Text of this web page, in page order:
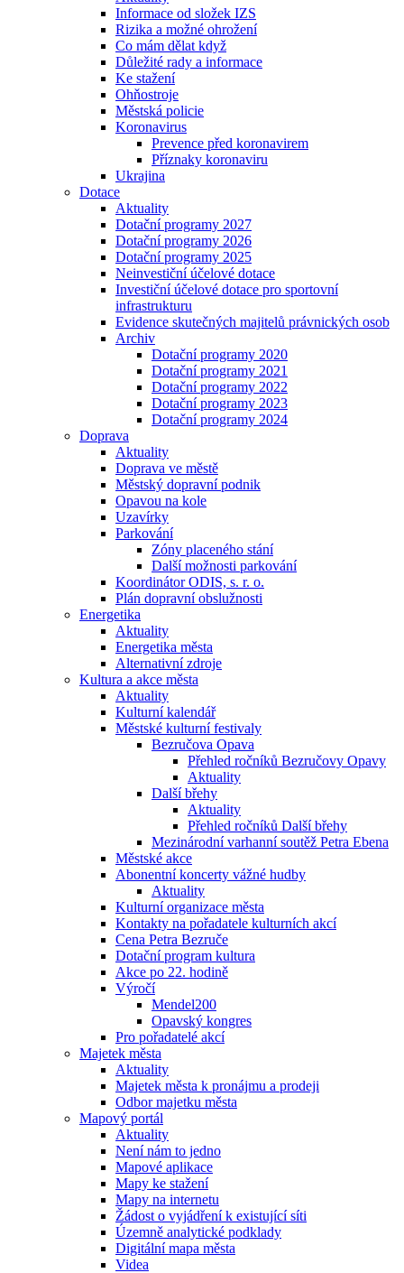
Informace od složek IZS
Rizika a možné ohrožení
Co mám dělat když
Důležité rady a informace
Ke stažení
Ohňostroje
Městská policie
Koronavirus
Prevence před koronavirem
Příznaky koronaviru
Ukrajina
Dotace
Aktuality
Dotační programy 2027
Dotační programy 2026
Dotační programy 2025
Neinvestiční účelové dotace
Investiční účelové dotace pro sportovní
infrastrukturu
Evidence skutečných majitelů právnických osob
Archiv
Dotační programy 2020
Dotační programy 2021
Dotační programy 2022
Dotační programy 2023
Dotační programy 2024
Doprava
Aktuality
Doprava ve městě
Městský dopravní podnik
Opavou na kole
Uzavírky
Parkování
Zóny placeného stání
Další možnosti parkování
Koordinátor ODIS, s. r. o.
Plán dopravní obslužnosti
Energetika
Aktuality
Energetika města
Alternativní zdroje
Kultura a akce města
Aktuality
Kulturní kalendář
Městské kulturní festivaly
Bezručova Opava
Přehled ročníků Bezručovy Opavy
Aktuality
Další břehy
Aktuality
Přehled ročníků Další břehy
Mezinárodní varhanní soutěž Petra Ebena
Městské akce
Abonentní koncerty vážné hudby
Aktuality
Kulturní organizace města
Kontakty na pořadatele kulturních akcí
Cena Petra Bezruče
Dotační program kultura
Akce po 22. hodině
Výročí
Mendel200
Opavský kongres
Pro pořadatelé akcí
Majetek města
Aktuality
Majetek města k pronájmu a prodeji
Odbor majetku města
Mapový portál
Aktuality
Není nám to jedno
Mapové aplikace
Mapy ke stažení
Mapy na internetu
Žádost o vyjádření k existující síti
Územně analytické podklady
Digitální mapa města
Videa